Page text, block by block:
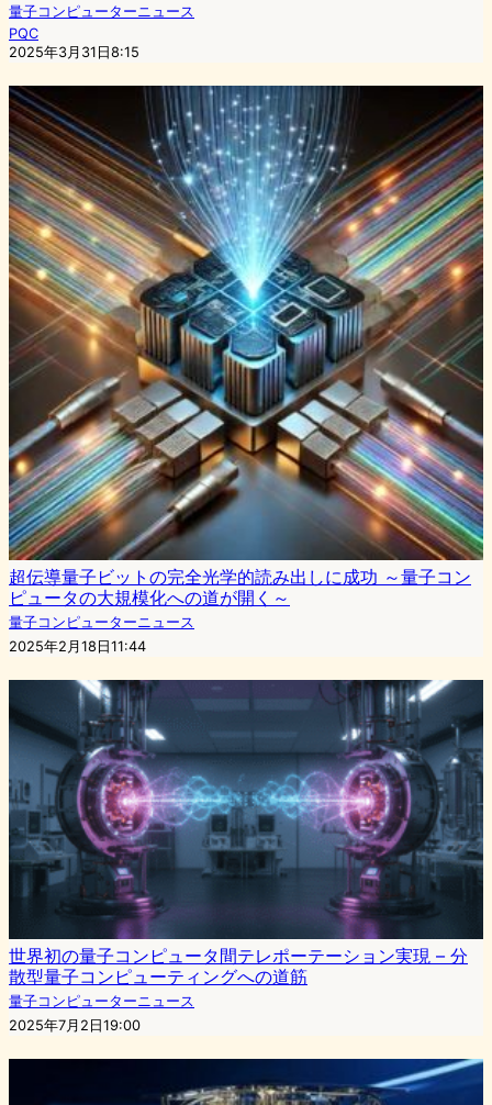
量子コンピューターニュース
PQC
2025年3月31日8:15
超伝導量子ビットの完全光学的読み出しに成功 ～量子コン
ピュータの大規模化への道が開く～
量子コンピューターニュース
2025年2月18日11:44
世界初の量子コンピュータ間テレポーテーション実現 – 分
散型量子コンピューティングへの道筋
量子コンピューターニュース
2025年7月2日19:00